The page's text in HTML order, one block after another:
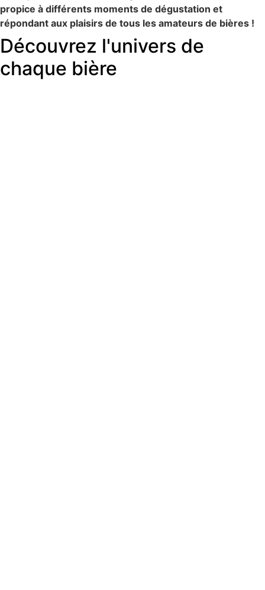
propice à différents moments de dégustation et
répondant aux plaisirs de tous les amateurs de bières !
Découvrez l'univers de
chaque bière